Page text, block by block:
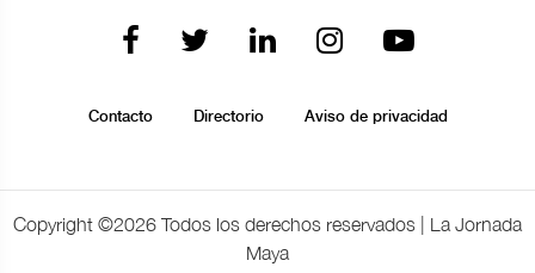
Contacto Directorio Aviso de privacidad
Copyright ©2026 Todos los derechos reservados | La Jornada
Maya